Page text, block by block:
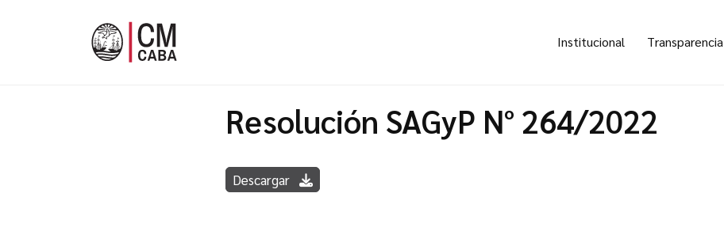
Institucional Transparencia
Resolución SAGyP N° 264/2022
Descargar